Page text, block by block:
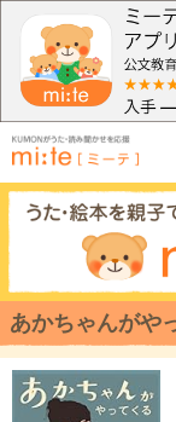
あかちゃんがや